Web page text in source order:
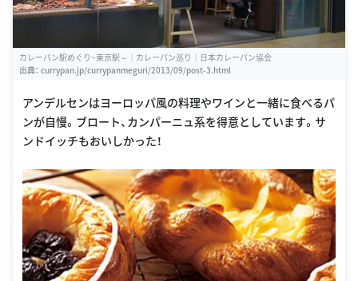
カレーパン駅めぐり~東京駅～｜カレーパン巡り｜日本カレーパン協会
出典： currypan.jp/currypanmeguri/2013/09/post-3.html
アンデルセンはヨーロッパ風の料理やワインと一緒に食べるパ
ンが自慢。ブロート、カンパーニュ系を得意としています。サ
ンドイッチもおいしかった！